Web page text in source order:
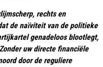
rechts en
de naïviteit van de politieke
genadeloos blootlegt,
uw directe financiële
door de reguliere